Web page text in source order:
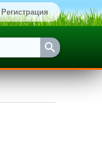
Регистрация